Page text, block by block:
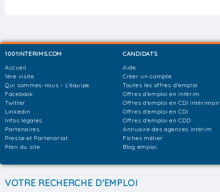
1001INTERIMS.COM
Accueil
1ère visite
Qui sommes-nous - L'équipe
Facebook
Twitter
Linkedin
Infos légales
Partenaires
Presse et Partenariat
Plan du site
CANDIDATS
Aide
Créer un compte
Toutes les offres d'emploi
Offres d'emploi en intérim
Offres d'emploi en CDI
Offres d'emploi en CDI
Offres d'emploi en CDD
Annuaire des agences intérim
Fiches métier
Blog emploi
VOTRE RECHERCHE D'EMPLOI